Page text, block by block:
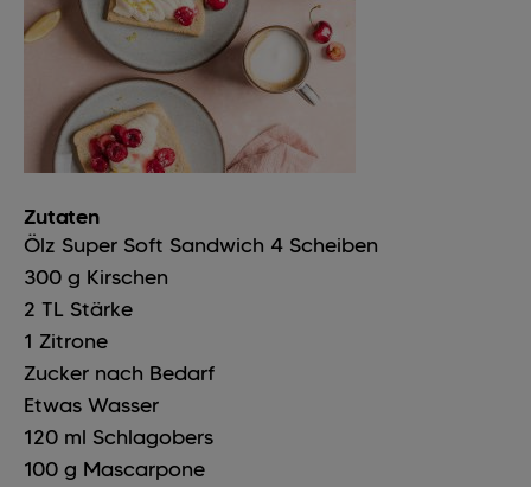
Zutaten
Ölz Super Soft Sandwich 4 Scheiben
300 g Kirschen
2 TL Stärke
1 Zitrone
Zucker nach Bedarf
Etwas Wasser
120 ml Schlagobers
100 g Mascarpone